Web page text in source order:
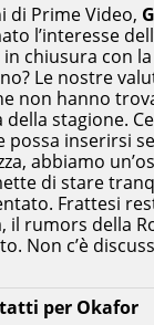
per Okafor
di Prime Video,
l’interesse
chiusura con la
Le nostre
non hanno
della stagione.
possa inserirsi
abbiamo
di stare
Frattesi
il rumors della
Non c’è